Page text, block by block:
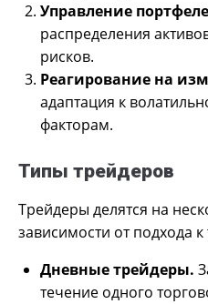
Управление
распределения
рисков.
Реагирование на
адаптация к
факторам.
Типы трейдеров
Трейдеры делятся на
зависимости от подхода
Дневные трейдеры.
течение одного